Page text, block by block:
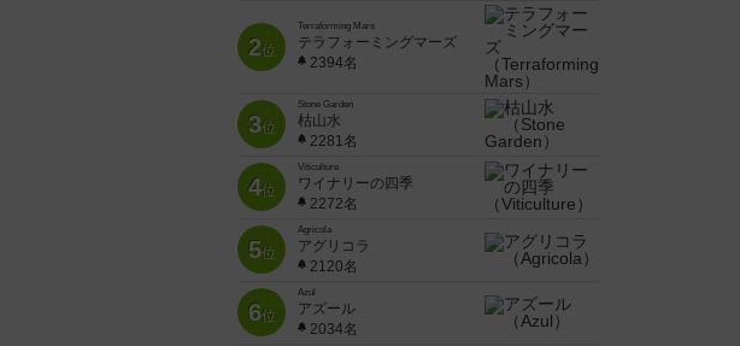
2位
Terraforming Mars
テラフォーミングマーズ
2394名
3位
Stone Garden
枯山水
2281名
4位
Viticulture
ワイナリーの四季
2272名
5位
Agricola
アグリコラ
2120名
6位
Azul
アズール
2034名